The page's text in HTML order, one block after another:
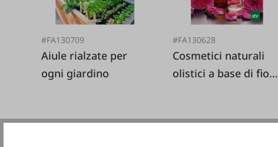
#FA130709
Aiule rialzate per
ogni giardino
#FA130628
Cosmetici naturali
olistici a base di fiori